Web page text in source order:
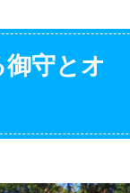
守とオ